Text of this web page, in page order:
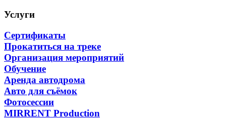
Услуги
Сертификаты
Прокатиться на треке
Организация мероприятий
Обучение
Аренда автодрома
Авто для съёмок
Фотосессии
MIRRENT Production